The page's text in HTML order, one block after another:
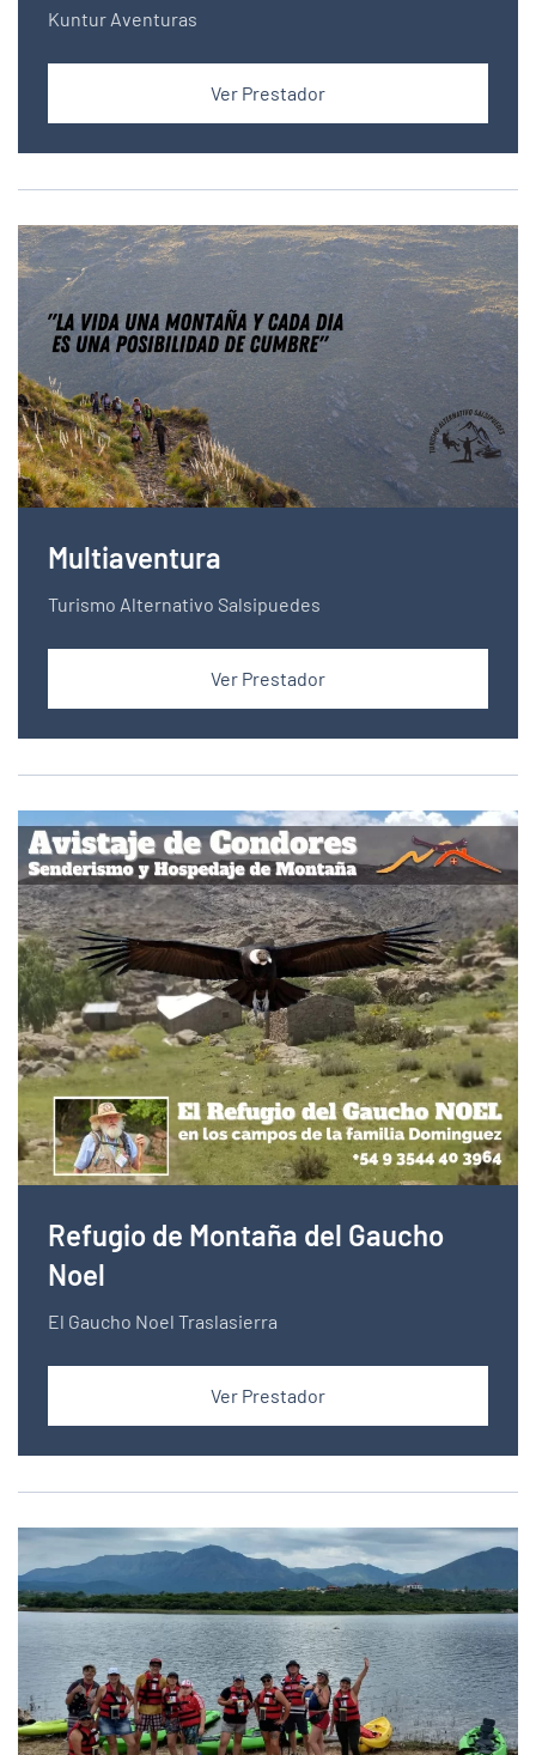
Kuntur Aventuras
Ver Prestador
Multiaventura
Turismo Alternativo Salsipuedes
Ver Prestador
Refugio de Montaña del Gaucho
Noel
El Gaucho Noel Traslasierra
Ver Prestador